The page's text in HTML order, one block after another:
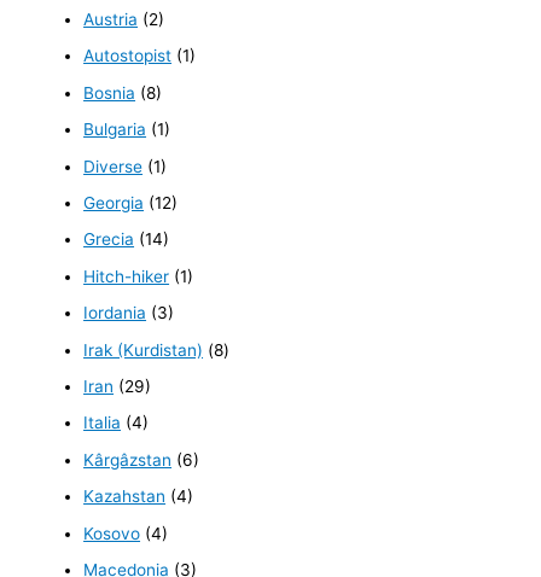
Austria (2)
Autostopist (1)
Bosnia (8)
Bulgaria (1)
Diverse (1)
Georgia (12)
Grecia (14)
Hitch-hiker (1)
Iordania (3)
Irak (Kurdistan) (8)
Iran (29)
Italia (4)
Kârgâzstan (6)
Kazahstan (4)
Kosovo (4)
Macedonia (3)